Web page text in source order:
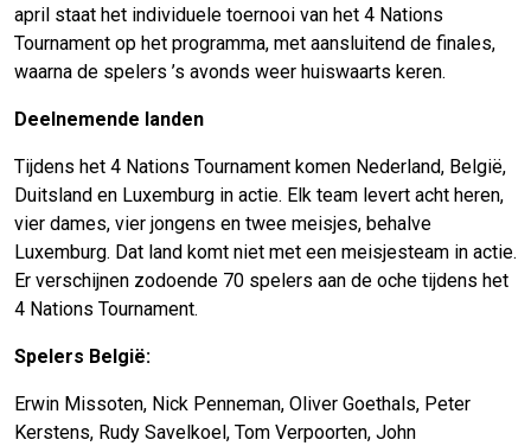
april staat het individuele toernooi van het 4 Nations
Tournament op het programma, met aansluitend de finales,
waarna de spelers ’s avonds weer huiswaarts keren.
Deelnemende landen
Tijdens het 4 Nations Tournament komen Nederland, België,
Duitsland en Luxemburg in actie. Elk team levert acht heren,
vier dames, vier jongens en twee meisjes, behalve
Luxemburg. Dat land komt niet met een meisjesteam in actie.
Er verschijnen zodoende 70 spelers aan de oche tijdens het
4 Nations Tournament.
Spelers België:
Erwin Missoten, Nick Penneman, Oliver Goethals, Peter
Kerstens, Rudy Savelkoel, Tom Verpoorten, John